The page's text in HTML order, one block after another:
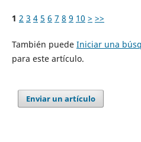
1 2 3 4 5 6 7 8 9 10 > >>
También puede Iniciar una
para este artículo.
Enviar un artículo